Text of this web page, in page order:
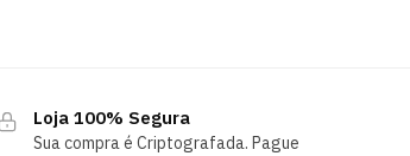
Loja 100% Segura
Sua compra é Criptografada. Pague